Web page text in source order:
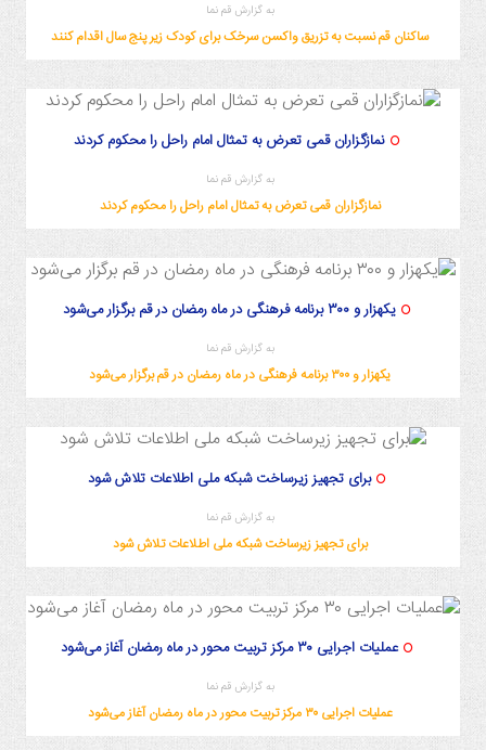
به گزارش قم نما
ساکنان قم نسبت به تزریق واکسن سرخک برای کودک زیر پنج سال اقدام کنند
نمازگزاران قمی تعرض به تمثال امام راحل را محکوم کردند
به گزارش قم نما
نمازگزاران قمی تعرض به تمثال امام راحل را محکوم کردند
یکهزار و ۳۰۰ برنامه‌ فرهنگی در ماه رمضان در قم برگزار می‌شود
به گزارش قم نما
یکهزار و ۳۰۰ برنامه‌ فرهنگی در ماه رمضان در قم برگزار می‌شود
برای تجهیز زیرساخت شبکه ملی اطلاعات تلاش شود
به گزارش قم نما
برای تجهیز زیرساخت شبکه ملی اطلاعات تلاش شود
عملیات اجرایی ۳۰ مرکز تربیت محور در ماه رمضان آغاز می‌شود
به گزارش قم نما
عملیات اجرایی ۳۰ مرکز تربیت محور در ماه رمضان آغاز می‌شود